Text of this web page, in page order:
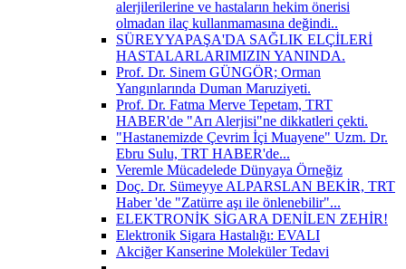
alerjilerilerine ve hastaların hekim önerisi
olmadan ilaç kullanmamasına değindi..
SÜREYYAPAŞA'DA SAĞLIK ELÇİLERİ
HASTALARLARIMIZIN YANINDA.
Prof. Dr. Sinem GÜNGÖR; Orman
Yangınlarında Duman Maruziyeti.
Prof. Dr. Fatma Merve Tepetam, TRT
HABER'de "Arı Alerjisi"ne dikkatleri çekti.
"Hastanemizde Çevrim İçi Muayene" Uzm. Dr.
Ebru Sulu, TRT HABER'de...
Veremle Mücadelede Dünyaya Örneğiz
Doç. Dr. Sümeyye ALPARSLAN BEKİR, TRT
Haber 'de "Zatürre aşı ile önlenebilir"...
ELEKTRONİK SİGARA DENİLEN ZEHİR!
Elektronik Sigara Hastalığı: EVALI
Akciğer Kanserine Moleküler Tedavi